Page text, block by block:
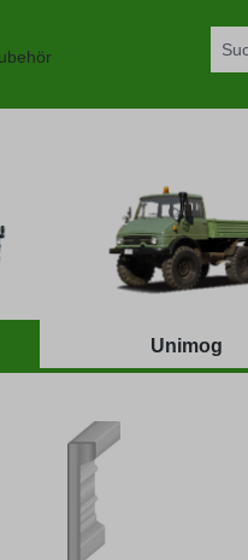
Unimog